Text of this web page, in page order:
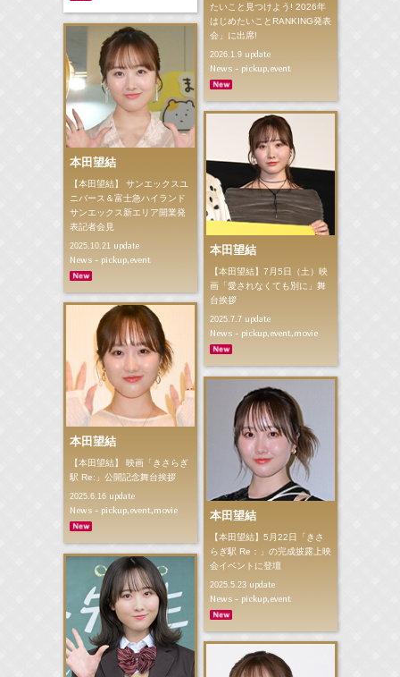
たいこと見つけよう! 2026年
はじめたいことRANKING発表
会」に出席!
2026.1.9update
News - pickup,event
本田望結
【本田望結】 サンエックスユ
ニバース＆富士急ハイランド
サンエックス新エリア開業発
表記者会見
2025.10.21 update
News - pickup,event
本田望結
【本田望結】7月5日（土）映
画「愛されなくても別に」舞
台挨拶
2025.7.7update
News - pickup,event,movie
本田望結
【本田望結】 映画「きさらぎ
駅 Re:」公開記念舞台挨拶
2025.6.16update
News - pickup,event,movie 本田望結
【本田望結】5月22日「きさ
らぎ駅 Re：」の完成披露上映
会イベントに登壇
2025.5.23update
News - pickup,event